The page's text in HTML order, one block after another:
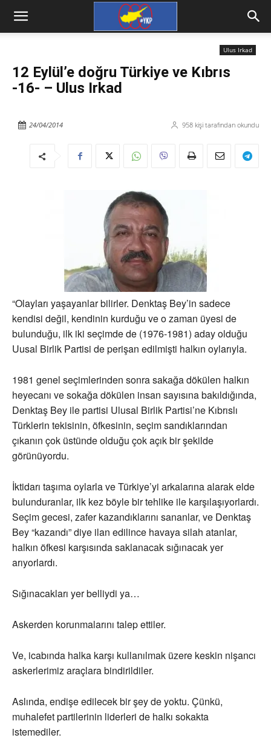
Ulus Irkad
12 Eylül’e doğru Türkiye ve Kıbrıs
-16- – Ulus Irkad
958 kişi tarafından okundu
24/04/2014
“Olayları yaşayanlar bilirler. Denktaş Bey’in sadece
kendisi değil, kendinin kurduğu ve o zaman üyesi de
bulunduğu, ilk iki seçimde de (1976-1981) aday olduğu
Uusal Birlik Partisi de perişan edilmişti halkın oylarıyla.
1981 genel seçimlerinden sonra sakağa dökülen halkın
heyecanı ve sokağa dökülen insan sayısına bakıldığında,
Denktaş Bey ile partisi Ulusal Birlik Partisi’ne Kıbrıslı
Türklerin tekisinin, öfkesinin, seçim sandıklarından
çıkanın çok üstünde olduğu çok açık bir şekilde
görünüyordu.
İktidarı taşıma oylarla ve Türkiye’yi arkalarına alarak elde
bulunduranlar, ilk kez böyle bir tehlike ile karşılaşıyorlardı.
Seçim gecesi, zafer kazandıklarını sananlar, ve Denktaş
Bey “kazandı” diye ilan edilince havaya silah atanlar,
halkın öfkesi karşısında saklanacak sığınacak yer
arıyorlardı.
Sığınacakları yer belliydi ya…
Askerden korunmalarını talep ettiler.
Ve, icabında halka karşı kullanılmak üzere keskin nişancı
askerlerimiz araçlara bindirildiler.
Aslında, endişe edilecek bir şey de yoktu. Çünkü,
muhalefet partilerinin liderleri de halkı sokakta
istemediler.